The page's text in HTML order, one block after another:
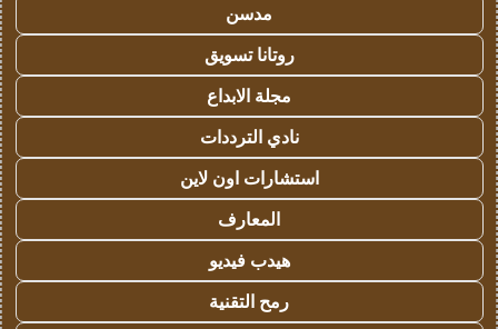
مدسن
روتانا تسويق
مجلة الابداع
نادي الترددات
استشارات اون لاين
المعارف
هيدب فيديو
رمح التقنية